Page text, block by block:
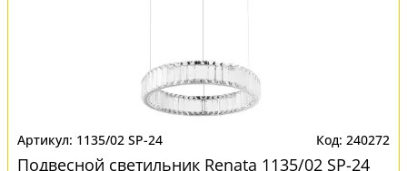
1135/02 SP-24 240272
Подвесной светильник Renata 1135/02 SP-24